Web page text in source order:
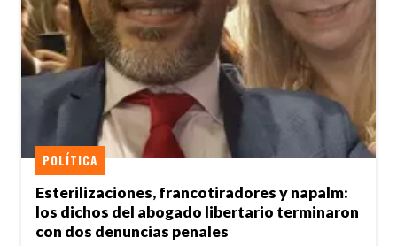
Esterilizaciones, francotiradores y napalm:
los dichos del abogado libertario terminaron
con dos denuncias penales
POLÍTICA